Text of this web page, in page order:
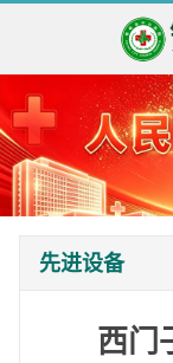
先进设备
西门